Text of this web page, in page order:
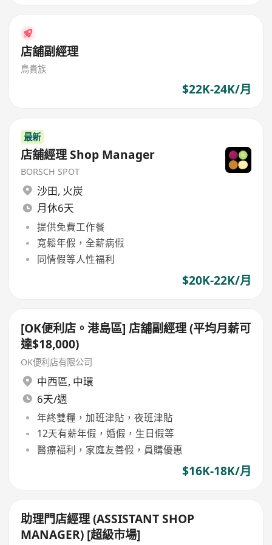
店舖副經理
鳥貴族
$22K-24K/月
最新
店舖經理 Shop Manager
BORSCH SPOT
沙田, 火炭
月休6天
提供免費工作餐
寬鬆年假，全薪病假
同情假等人性福利
$20K-22K/月
[OK便利店。港島區] 店舖副經理 (平均月薪可
達$18,000)
OK便利店有限公司
中西區, 中環
6天/週
年終雙糧，加班津貼，夜班津貼
12天有薪年假，婚假，生日假等
醫療福利，家庭友善假，員購優惠
$16K-18K/月
助理門店經理 (ASSISTANT SHOP
MANAGER) [超級市場]